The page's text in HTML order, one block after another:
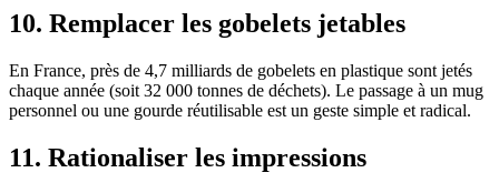
10. Remplacer les gobelets jetables
En France, près de 4,7 milliards de gobelets en plastique sont jetés
chaque année (soit 32 000 tonnes de déchets). Le passage à un mug
personnel ou une gourde réutilisable est un geste simple et radical.
11. Rationaliser les impressions